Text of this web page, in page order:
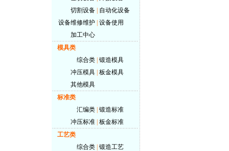
切割设备
自动化设备
设备维修维护 设备使用
加工中心
模具类
综合类 锻造模具
冲压模具 板金模具
其他模具
标准类
汇编类 锻造标准
冲压标准 板金标准
工艺类
综合类 锻造工艺